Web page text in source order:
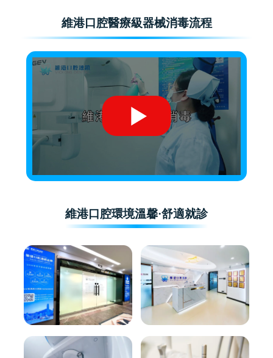
維港口腔醫療級器械消毒流程
維港口腔環境溫馨·舒適就診